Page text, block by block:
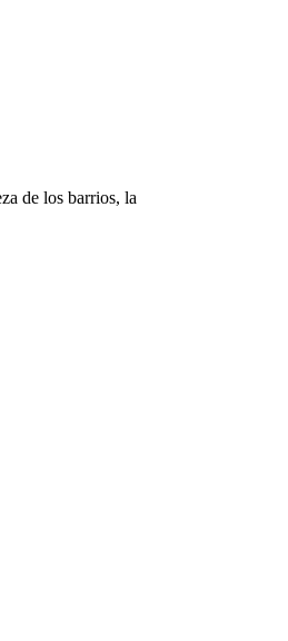
de los barrios, la